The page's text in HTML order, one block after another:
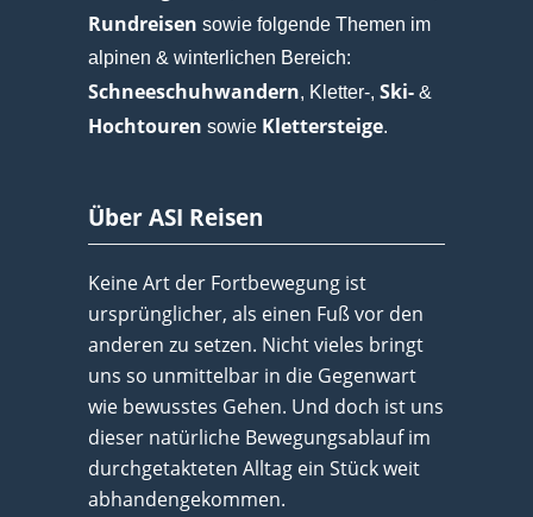
Rundreisen sowie folgende Themen im
alpinen & winterlichen Bereich:
Schneeschuhwandern, Kletter-, Ski- &
Hochtouren sowie Klettersteige.
Über ASI Reisen
Keine Art der Fortbewegung ist
ursprünglicher, als einen Fuß vor den
anderen zu setzen. Nicht vieles bringt
uns so unmittelbar in die Gegenwart
wie bewusstes Gehen. Und doch ist uns
dieser natürliche Bewegungsablauf im
durchgetakteten Alltag ein Stück weit
abhandengekommen.